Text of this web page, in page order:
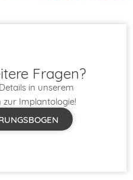
Fragen?
in unserem
Implantologie!